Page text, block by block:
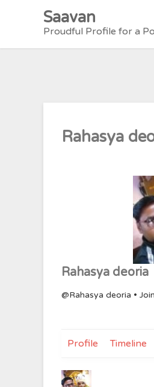
Saavan
Proudful Profile for a
Rahasya
Rahasya deoria
@Rahasya deoria •
Profile Timeline